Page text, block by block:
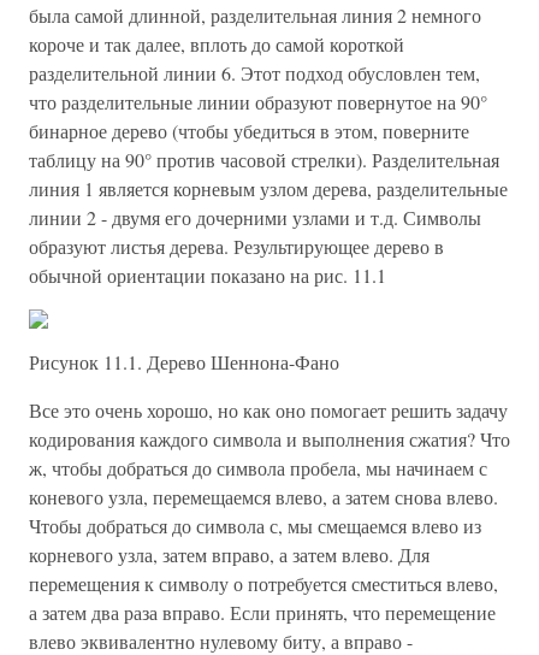
была самой длинной, разделительная линия 2 немного
короче и так далее, вплоть до самой короткой
разделительной линии 6. Этот подход обусловлен тем,
что разделительные линии образуют повернутое на 90°
бинарное дерево (чтобы убедиться в этом, поверните
таблицу на 90° против часовой стрелки). Разделительная
линия 1 является корневым узлом дерева, разделительные
линии 2 - двумя его дочерними узлами и т.д. Символы
образуют листья дерева. Результирующее дерево в
обычной ориентации показано на рис. 11.1
Рисунок 11.1. Дерево Шеннона-Фано
Все это очень хорошо, но как оно помогает решить задачу
кодирования каждого символа и выполнения сжатия? Что
ж, чтобы добраться до символа пробела, мы начинаем с
коневого узла, перемещаемся влево, а затем снова влево.
Чтобы добраться до символа с, мы смещаемся влево из
корневого узла, затем вправо, а затем влево. Для
перемещения к символу о потребуется сместиться влево,
а затем два раза вправо. Если принять, что перемещение
влево эквивалентно нулевому биту, а вправо -